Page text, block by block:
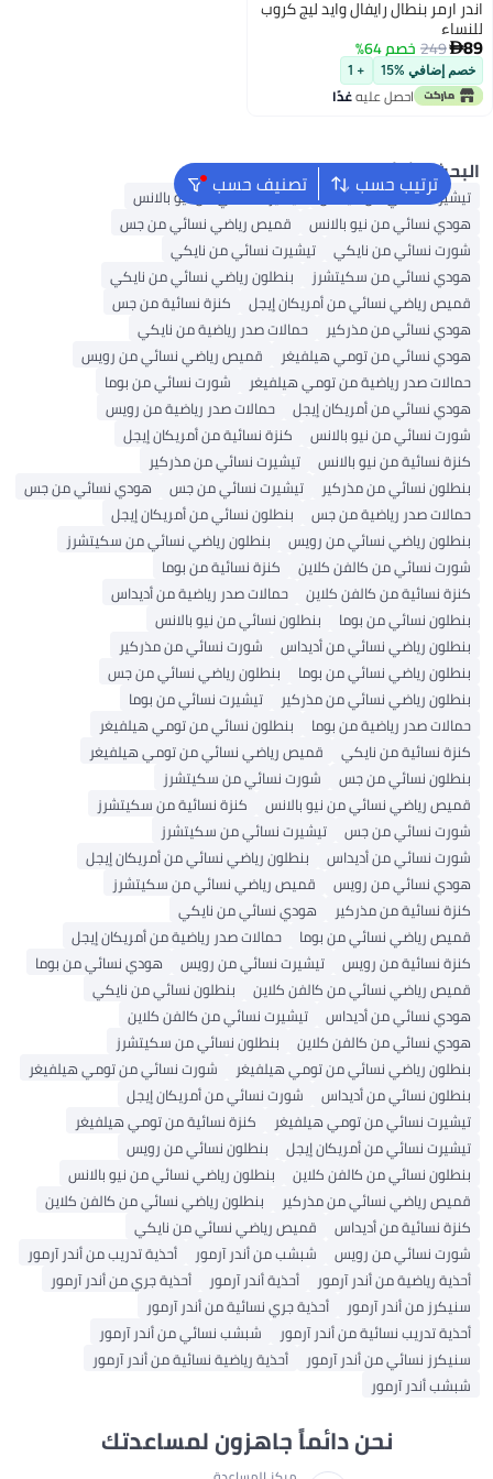
ارمر بنطال رايفال وايد ليج كروب

249خصم 64%
إضافي %15 + 1
احصل عليهغدًا
ترتيب حسب تصنيف حسب الشائع
نسائي من أديداس
تيشيرت نسائي من نيو بالانس
نسائي من نيو بالانس
قميص رياضي نسائي من جس
نسائي من نايكي
تيشيرت نسائي من نايكي
نسائي من سكيتشرز
بنطلون رياضي نسائي من نايكي
رياضي نسائي من أمريكان إيجل
كنزة نسائية من جس
نسائي من مذركير
حمالات صدر رياضية من نايكي
نسائي من تومي هيلفيغر
قميص رياضي نسائي من رويس
صدر رياضية من تومي هيلفيغر
شورت نسائي من بوما
نسائي من أمريكان إيجل
حمالات صدر رياضية من رويس
نسائي من نيو بالانس
كنزة نسائية من أمريكان إيجل
نسائية من نيو بالانس
تيشيرت نسائي من مذركير
نسائي من مذركير
تيشيرت نسائي من جس
هودي نسائي من جس
صدر رياضية من جس
بنطلون نسائي من أمريكان إيجل
رياضي نسائي من رويس
بنطلون رياضي نسائي من سكيتشرز
نسائي من كالفن كلاين
كنزة نسائية من بوما
نسائية من كالفن كلاين
حمالات صدر رياضية من أديداس
نسائي من بوما
بنطلون نسائي من نيو بالانس
رياضي نسائي من أديداس
شورت نسائي من مذركير
رياضي نسائي من بوما
بنطلون رياضي نسائي من جس
رياضي نسائي من مذركير
تيشيرت نسائي من بوما
صدر رياضية من بوما
بنطلون نسائي من تومي هيلفيغر
نسائية من نايكي
قميص رياضي نسائي من تومي هيلفيغر
نسائي من جس
شورت نسائي من سكيتشرز
رياضي نسائي من نيو بالانس
كنزة نسائية من سكيتشرز
نسائي من جس
تيشيرت نسائي من سكيتشرز
نسائي من أديداس
بنطلون رياضي نسائي من أمريكان إيجل
نسائي من رويس
قميص رياضي نسائي من سكيتشرز
نسائية من مذركير
هودي نسائي من نايكي
رياضي نسائي من بوما
حمالات صدر رياضية من أمريكان إيجل
نسائية من رويس
تيشيرت نسائي من رويس
هودي نسائي من بوما
رياضي نسائي من كالفن كلاين
بنطلون نسائي من نايكي
نسائي من أديداس
تيشيرت نسائي من كالفن كلاين
نسائي من كالفن كلاين
بنطلون نسائي من سكيتشرز
رياضي نسائي من تومي هيلفيغر
شورت نسائي من تومي هيلفيغر
نسائي من أديداس
شورت نسائي من أمريكان إيجل
نسائي من تومي هيلفيغر
كنزة نسائية من تومي هيلفيغر
نسائي من أمريكان إيجل
بنطلون نسائي من رويس
نسائي من كالفن كلاين
بنطلون رياضي نسائي من نيو بالانس
رياضي نسائي من مذركير
بنطلون رياضي نسائي من كالفن كلاين
نسائية من أديداس
قميص رياضي نسائي من نايكي
نسائي من رويس
شبشب من أندر آرمور
أحذية تدريب من أندر آرمور
رياضية من أندر آرمور
أحذية أندر آرمور
أحذية جري من أندر آرمور
من أندر آرمور
أحذية جري نسائية من أندر آرمور
تدريب نسائية من أندر آرمور
شبشب نسائي من أندر آرمور
نسائي من أندر آرمور
أحذية رياضية نسائية من أندر آرمور
أندر آرمور
نحن دائماً جاهزون لمساعدتك